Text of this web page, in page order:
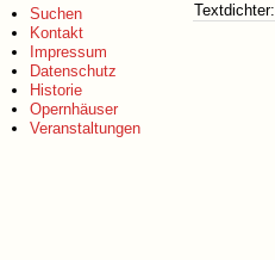
Suchen
Kontakt
Impressum
Datenschutz
Historie
Opernhäuser
Veranstaltungen
Textdichter: